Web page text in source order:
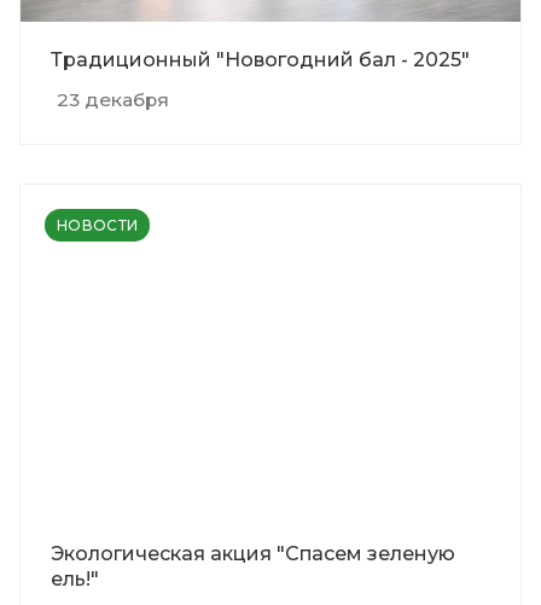
23 декабря
Традиционный "Новогодний бал - 2025"
НОВОСТИ
Экологическая акция "Спасем зеленую
ель!"